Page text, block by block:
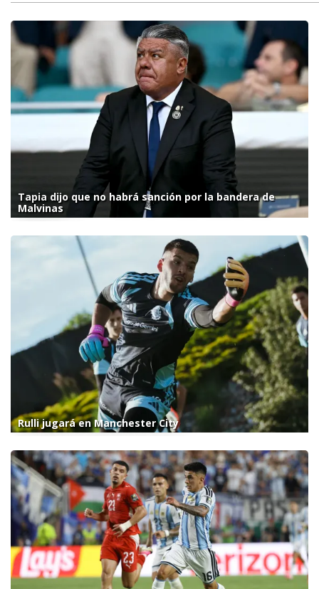
Tapia dijo que no habrá sanción por la bandera de
Malvinas
Rulli jugará en Manchester City